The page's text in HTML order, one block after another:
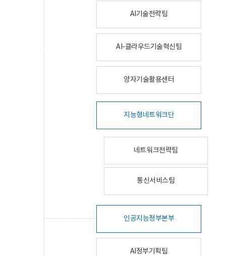
AI기술전략팀
AI-클라우드기술혁신팀
양자기술활용센터
지능형네트워크단
네트워크전략팀
통신서비스팀
인공지능정부본부
AI정부기획팀